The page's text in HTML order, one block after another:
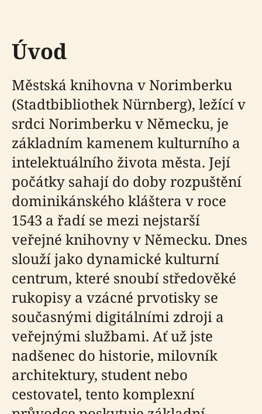
Úvod
Městská knihovna v Norimberku
(Stadtbibliothek Nürnberg), ležící v
srdci Norimberku v Německu, je
základním kamenem kulturního a
intelektuálního života města. Její
počátky sahají do doby rozpuštění
dominikánského kláštera v roce
1543 a řadí se mezi nejstarší
veřejné knihovny v Německu. Dnes
slouží jako dynamické kulturní
centrum, které snoubí středověké
rukopisy a vzácné prvotisky se
současnými digitálními zdroji a
veřejnými službami. Ať už jste
nadšenec do historie, milovník
architektury, student nebo
cestovatel, tento komplexní